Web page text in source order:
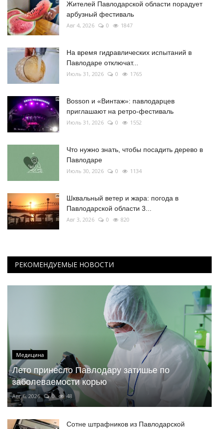
Жителей Павлодарской области порадует
арбузный фестиваль
Авг 4, 2026 0 1847
На время гидравлических испытаний в
Павлодаре отключат...
Июль 31, 2026 0 1765
Bosson и «Винтаж»: павлодарцев
приглашают на ретро-фестиваль
Июль 31, 2026 0 1552
Что нужно знать, чтобы посадить дерево в
Павлодаре
Июль 30, 2026 0 1134
Шквальный ветер и жара: погода в
Павлодарской области 3...
Авг 3, 2026 0 820
РЕКОМЕНДУЕМЫЕ НОВОСТИ
Медицина
Лето принесло Павлодару затишье по
заболеваемости корью
Авг 6, 2026 0 48
Сотне штрафников из Павлодарской